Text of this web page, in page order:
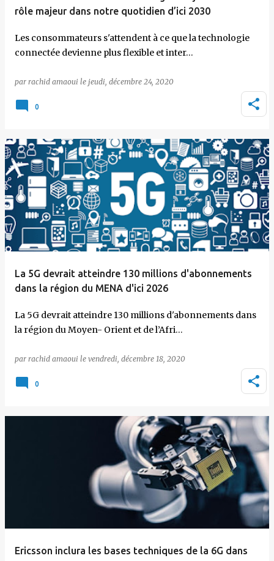
rôle majeur dans notre quotidien d’ici 2030
Les consommateurs s'attendent à ce que la technologie
connectée devienne plus flexible et inter…
par rachid amaoui le jeudi, décembre 24, 2020
0
La 5G devrait atteindre 130 millions d'abonnements
dans la région du MENA d'ici 2026
La 5G devrait atteindre 130 millions d'abonnements dans
la région du Moyen- Orient et de l’Afri…
par rachid amaoui le vendredi, décembre 18, 2020
0
Ericsson inclura les bases techniques de la 6G dans